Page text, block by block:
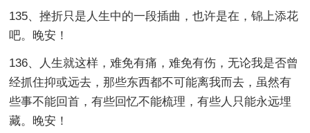
135、挫折只是人生中的一段插曲，也许是在，锦上添花
吧。晚安！
136、人生就这样，难免有痛，难免有伤，无论我是否曾
经抓住抑或远去，那些东西都不可能离我而去，虽然有
些事不能回首，有些回忆不能梳理，有些人只能永远埋
藏。晚安！